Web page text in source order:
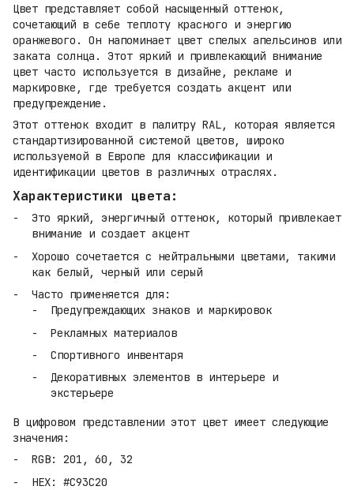
Цвет представляет собой насыщенный оттенок,
сочетающий в себе теплоту красного и энергию
оранжевого. Он напоминает цвет спелых апельсинов или
заката солнца. Этот яркий и привлекающий внимание
цвет часто используется в дизайне, рекламе и
маркировке, где требуется создать акцент или
предупреждение.
Этот оттенок входит в палитру RAL, которая является
стандартизированной системой цветов, широко
используемой в Европе для классификации и
идентификации цветов в различных отраслях.
Характеристики цвета:
Это яркий, энергичный оттенок, который привлекает
внимание и создает акцент
Хорошо сочетается с нейтральными цветами, такими
как белый, черный или серый
Часто применяется для:
Предупреждающих знаков и маркировок
Рекламных материалов
Спортивного инвентаря
Декоративных элементов в интерьере и
экстерьере
В цифровом представлении этот цвет имеет следующие
значения:
RGB: 201, 60, 32
HEX: #C93C20